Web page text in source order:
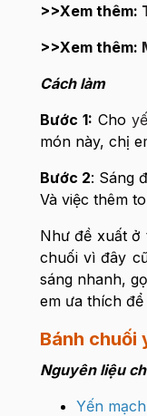
>>Xem thêm:
>>Xem thêm:
Cách làm
Bước 1: Cho
món này, chị
Bước 2: Sáng
Và việc thêm
Như đề xuất ở
chuối vì đây
sáng nhanh,
em ưa thích
Bánh chuối
Nguyên liệu
Yến